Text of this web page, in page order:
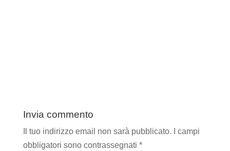
Invia commento
Il tuo indirizzo email non sarà pubblicato.
I campi
obbligatori sono contrassegnati *